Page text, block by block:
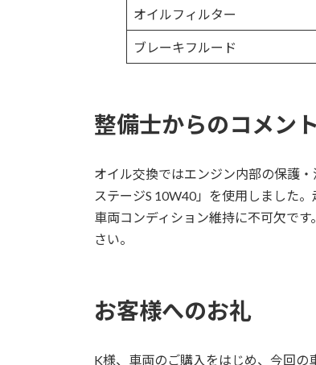
オイルフィルター
ブレーキフルード
整備士からのコメント
オイル交換ではエンジン内部の保護
ステージS 10W40」を使用しました
車両コンディション維持に不可欠で
さい。
お客様へのお礼
K様、車両のご購入をはじめ、今回